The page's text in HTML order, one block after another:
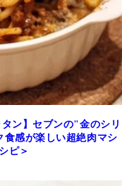
ン】セブンの"金のシリ
感が楽しい超絶肉マシ
ピ＞